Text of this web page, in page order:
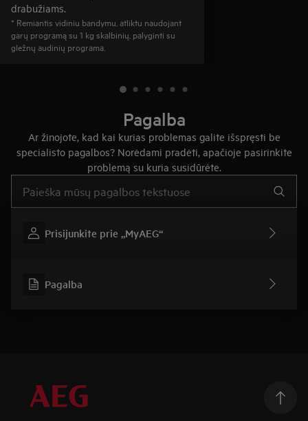
drabužiams.
* Remiantis vidiniu bandymu, atliktu naudojant
garų programą su 1 kg skalbinių, palyginti su
gležnų audinių programa.
Pagalba
Ar žinojote, kad kai kurias problemas galite išspręsti be
specialisto pagalbos? Norėdami pradėti, apačioje pasirinkite
problemą su kuria susidūrėte.
Prisijunkite prie „MyAEG“
Pagalba